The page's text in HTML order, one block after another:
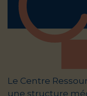
Le Centre
une structure